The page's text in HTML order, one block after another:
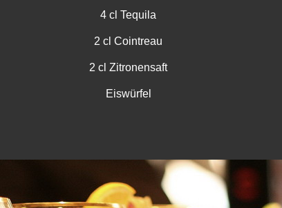
4 cl Tequila
2 cl Cointreau
2 cl Zitronensaft
Eiswürfel